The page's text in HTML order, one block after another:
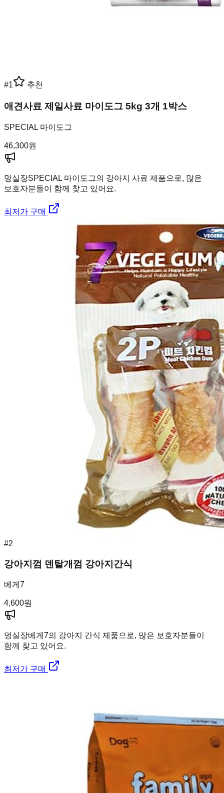
#1 추천
애견사료 제일사료 마이도그 5kg 3개 1박스
SPECIAL 마이도그
46,300원
멍실장SPECIAL 마이도그의 강아지 사료 제품으로, 많은
보호자분들이 함께 찾고 있어요.
최저가 구매
#2
강아지껌 덴탈개껌 강아지간식
베게7
4,600원
멍실장베게7의 강아지 간식 제품으로, 많은 보호자분들이
함께 찾고 있어요.
최저가 구매